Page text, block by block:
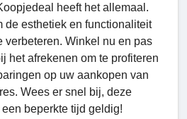
heeft het allemaal.
de esthetiek en functionaliteit
verbeteren. Winkel nu en pas
het afrekenen om te profiteren
op uw aankopen van
Wees er snel bij, deze
beperkte tijd geldig!